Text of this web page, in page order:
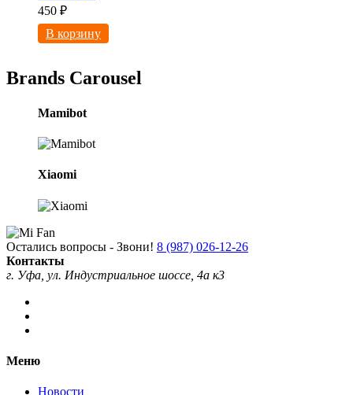
450 ₽
В корзину
Brands Carousel
Mamibot
Xiaomi
Остались вопросы - Звони! 8 (987) 026-12-26
Контакты
г. Уфа, ул. Индустриальное шоссе, 4а к3
Меню
Новости